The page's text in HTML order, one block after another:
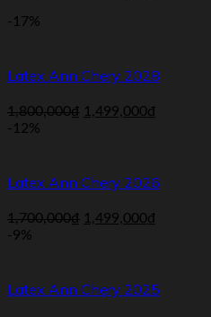
-17%
Latex Ann Chery 2028
1,800,000₫ 1,499,000₫
-12%
Latex Ann Chery 2026
1,700,000₫ 1,499,000₫
-9%
Latex Ann Chery 2025